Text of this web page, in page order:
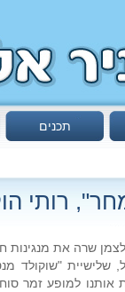
תכנים
רותי
שרה את מנגינות
שלישיית "שוקולד
אותנו למופע זמר